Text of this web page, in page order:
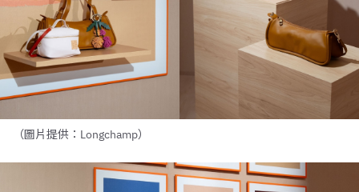
（圖片提供：Longchamp）